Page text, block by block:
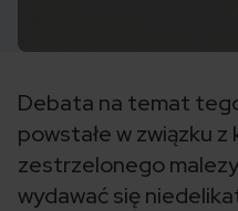
Debata na temat
powstałe w związku
zestrzelonego
wydawać się